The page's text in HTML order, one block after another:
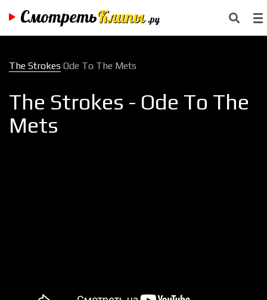
СмотретьКлипы .ру
The Strokes Ode To The Mets
The Strokes - Ode To The
Mets